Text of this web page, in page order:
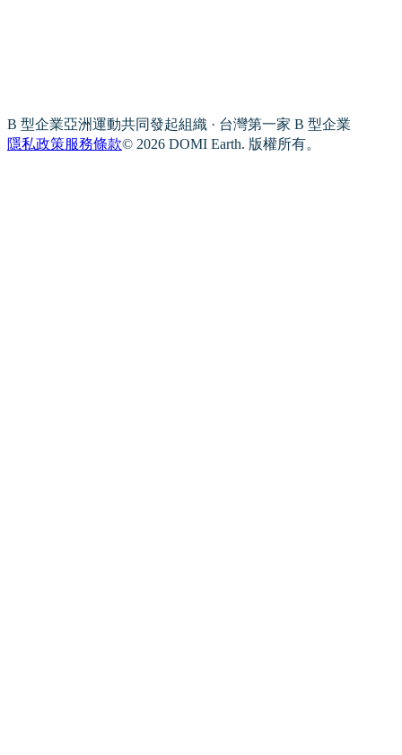
B 型企業亞洲運動共同發起組織 · 台灣第一家 B 型企業
隱私政策服務條款© 2026 DOMI Earth. 版權所有。